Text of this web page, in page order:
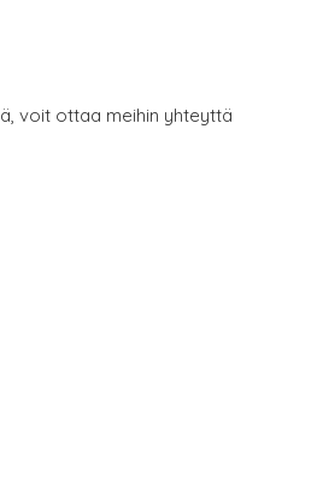
voit ottaa meihin yhteyttä